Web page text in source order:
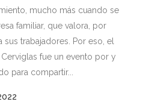
mucho más cuando se
familiar, que valora, por
trabajadores. Por eso, el
fue un evento por y
para compartir...